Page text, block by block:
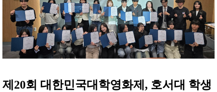
제20회 대한민국대학영화제, 호서대 학생